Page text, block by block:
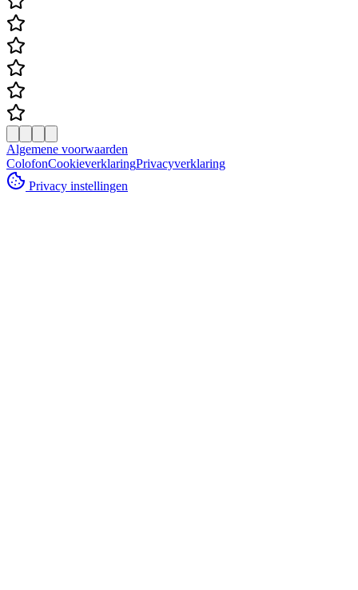
Algemene voorwaarden
ColofonCookieverklaringPrivacyverklaring
Privacy instellingen